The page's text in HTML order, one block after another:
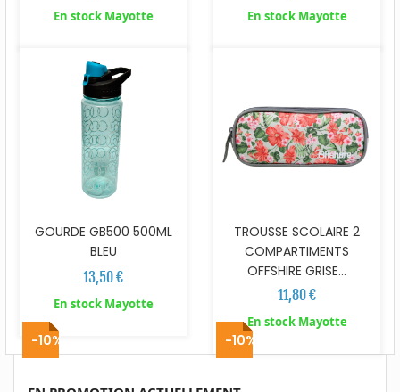
En stock Mayotte En stock Mayotte
GOURDE GB500 500ML
BLEU
13,50 €
En stock Mayotte
TROUSSE SCOLAIRE 2
COMPARTIMENTS
OFFSHIRE GRISE...
11,80 €
En stock Mayotte
-10% -10%